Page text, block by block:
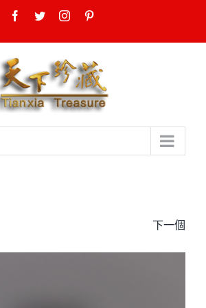
Facebook
TwitterInstagram
下一個